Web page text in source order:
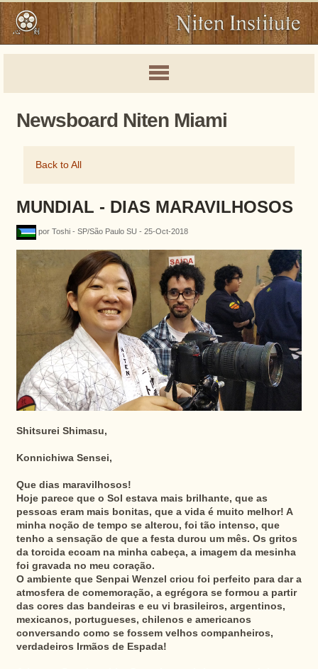
Newsboard Niten Miami
Back to All
MUNDIAL - DIAS MARAVILHOSOS
por Toshi - SP/São Paulo SU - 25-Oct-2018
Shitsurei Shimasu,
Konnichiwa Sensei,
Que dias maravilhosos!
Hoje parece que o Sol estava mais brilhante, que as
pessoas eram mais bonitas, que a vida é muito melhor! A
minha noção de tempo se alterou, foi tão intenso, que
tenho a sensação de que a festa durou um mês. Os gritos
da torcida ecoam na minha cabeça, a imagem da mesinha
foi gravada no meu coração.
O ambiente que Senpai Wenzel criou foi perfeito para dar a
atmosfera de comemoração, a egrégora se formou a partir
das cores das bandeiras e eu vi brasileiros, argentinos,
mexicanos, portugueses, chilenos e americanos
conversando como se fossem velhos companheiros,
verdadeiros Irmãos de Espada!